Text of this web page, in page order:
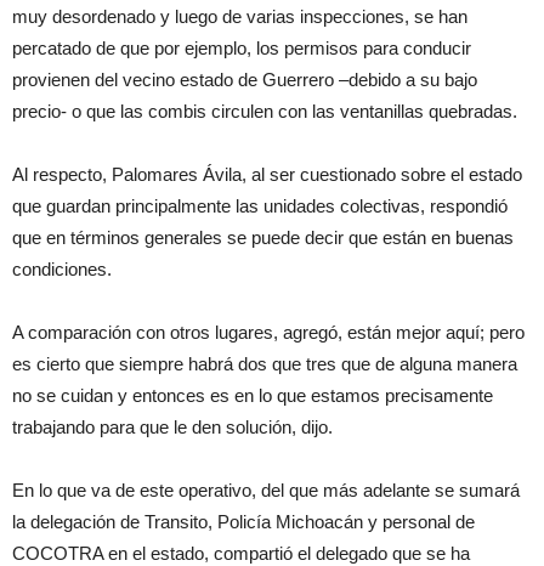
muy desordenado y luego de varias inspecciones, se han
percatado de que por ejemplo, los permisos para conducir
provienen del vecino estado de Guerrero –debido a su bajo
precio- o que las combis circulen con las ventanillas quebradas.
Al respecto, Palomares Ávila, al ser cuestionado sobre el estado
que guardan principalmente las unidades colectivas, respondió
que en términos generales se puede decir que están en buenas
condiciones.
A comparación con otros lugares, agregó, están mejor aquí; pero
es cierto que siempre habrá dos que tres que de alguna manera
no se cuidan y entonces es en lo que estamos precisamente
trabajando para que le den solución, dijo.
En lo que va de este operativo, del que más adelante se sumará
la delegación de Transito, Policía Michoacán y personal de
COCOTRA en el estado, compartió el delegado que se ha